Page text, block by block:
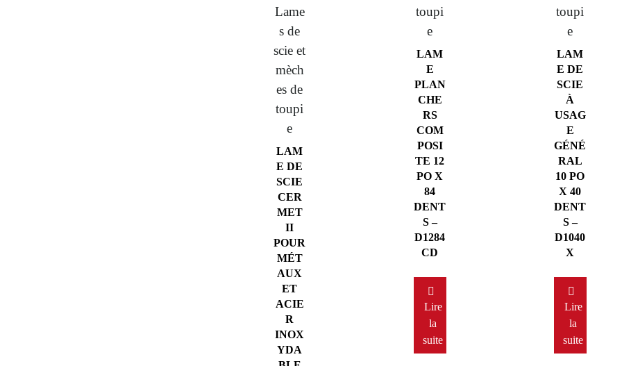
Lame
s de
scie et
mèch
es de
toupi
e
LAM
E DE
SCIE
CER
MET
II
POUR
MÉT
AUX
ET
ACIE
R
INOX
YDA
toupi
e
LAM
E
PLAN
CHE
RS
COM
POSI
TE 12
PO X
84
DENT
S –
D1284
CD
Lire
la
suite
toupi
e
LAM
E DE
SCIE
À
USAG
E
GÉNÉ
RAL
10 PO
X 40
DENT
S –
D1040
X
Lire
la
suite